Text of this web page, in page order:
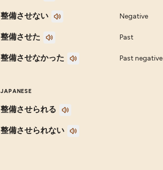
整備させない
整備させた
整備させなかった
Negative
Past
Past negative
JAPANESE
整備させられる
整備させられない